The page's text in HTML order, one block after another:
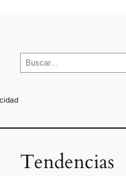
u
Tendencias